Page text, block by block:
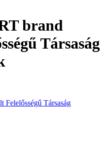
brand
Társaság
Társaság